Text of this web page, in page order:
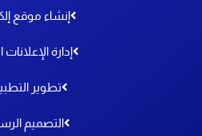
إنشاء موقع
إدارة الإعلانات
تطوير
التصميم